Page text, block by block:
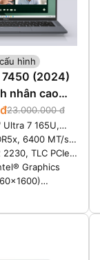
hình
7450 (2024)
nhân cao
23.000.000 đ
7 165U,
12 cores,
to 4.9 GHz
6400 MT/s
TLC PCIe
SSDGraphics
Touch